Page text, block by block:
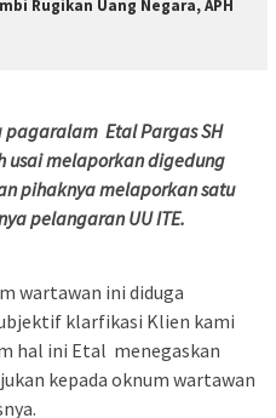
Rugikan Uang Negara, APH
pagaralam Etal Pargas SH
usai melaporkan digedung
pihaknya melaporkan satu
pelangaran UU ITE.
wartawan ini diduga
klarfikasi Klien kami
hal ini Etal menegaskan
kepada oknum wartawan